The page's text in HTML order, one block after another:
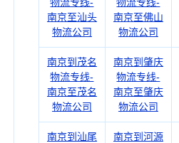
南京至汕头
物流公司
南京至佛山
物流公司
南京到茂名
物流专线-
南京至茂名
物流公司
南京到肇庆
物流专线-
南京至肇庆
物流公司
南京到汕尾
南京到河源